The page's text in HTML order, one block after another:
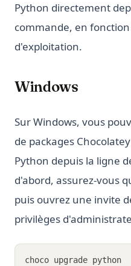
Python directement
commande, en
d'exploitation.
Windows
Sur Windows, vous
de packages
Python depuis la ligne
d'abord, assurez-vous
puis ouvrez une invite
privilèges
choco upgrade python